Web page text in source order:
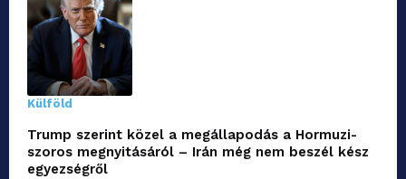
Külföld
Trump szerint közel a megállapodás a Hormuzi-
szoros megnyitásáról – Irán még nem beszél kész
egyezségről